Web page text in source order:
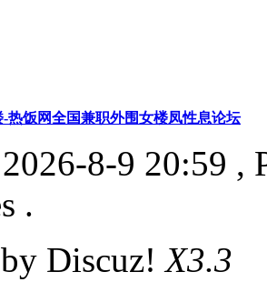
-热饭网全国兼职外围女楼凤性息论坛
8-9 20:59 ,
.
Discuz!X3.3